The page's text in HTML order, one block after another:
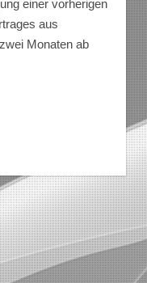
einer vorherigen
aus
Monaten ab